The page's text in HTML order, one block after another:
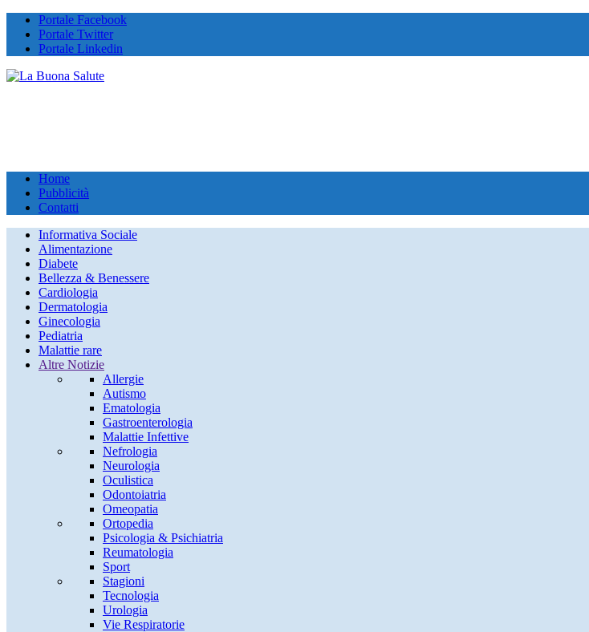
Portale Facebook
Portale Twitter
Portale Linkedin
Home
Pubblicità
Contatti
Informativa Sociale
Alimentazione
Diabete
Bellezza & Benessere
Cardiologia
Dermatologia
Ginecologia
Pediatria
Malattie rare
Altre Notizie
Allergie
Autismo
Ematologia
Gastroenterologia
Malattie Infettive
Nefrologia
Neurologia
Oculistica
Odontoiatria
Omeopatia
Ortopedia
Psicologia & Psichiatria
Reumatologia
Sport
Stagioni
Tecnologia
Urologia
Vie Respiratorie